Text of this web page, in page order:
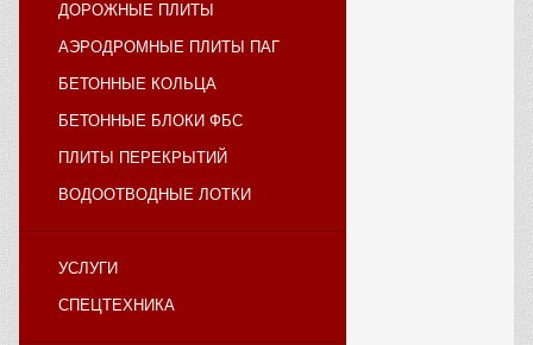
ДОРОЖНЫЕ ПЛИТЫ
АЭРОДРОМНЫЕ ПЛИТЫ ПАГ
БЕТОННЫЕ КОЛЬЦА
БЕТОННЫЕ БЛОКИ ФБС
ПЛИТЫ ПЕРЕКРЫТИЙ
ВОДООТВОДНЫЕ ЛОТКИ
УСЛУГИ
СПЕЦТЕХНИКА